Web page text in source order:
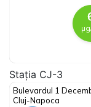
Stația CJ-3